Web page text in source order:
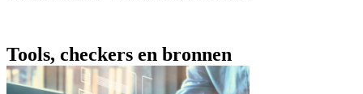
Tools, checkers en bronnen